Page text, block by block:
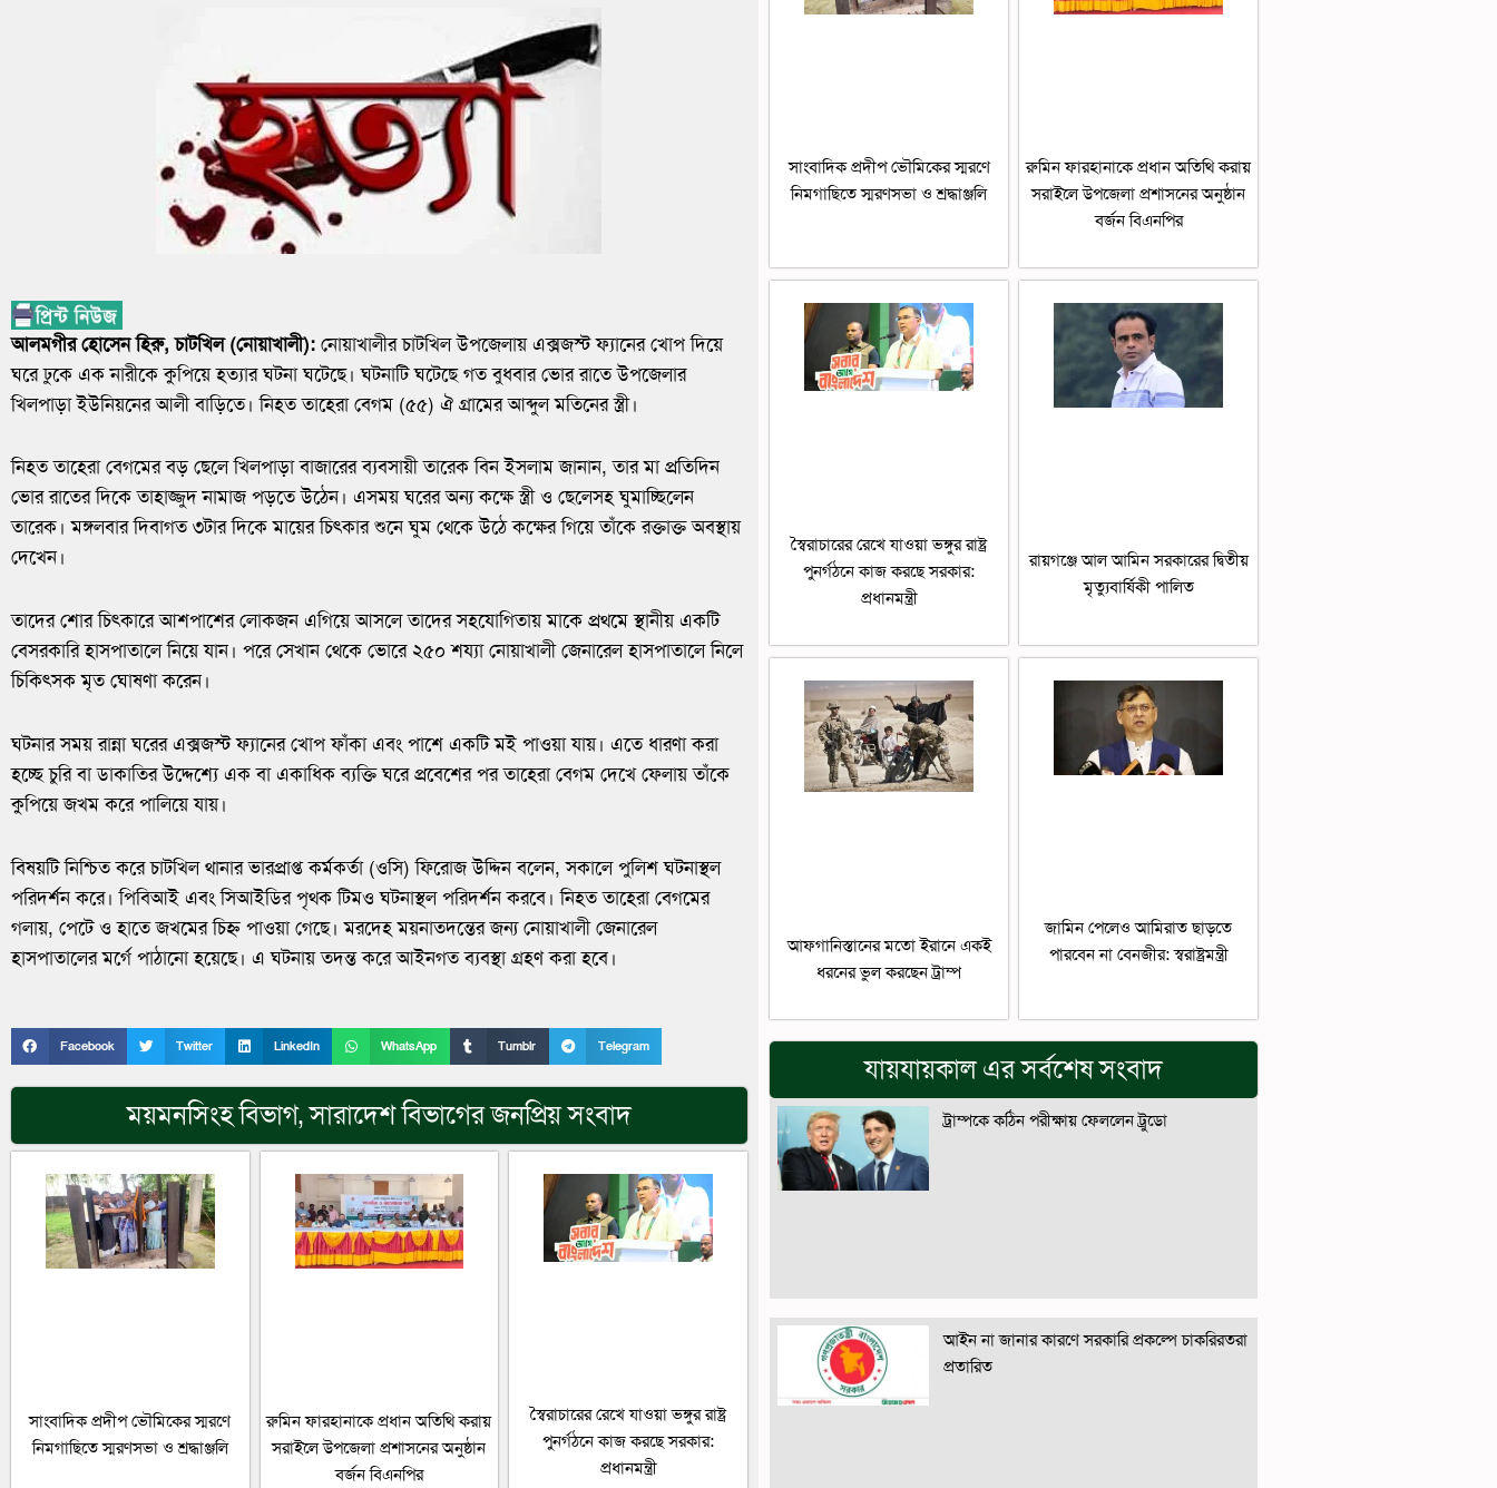
আলমগীর হোসেন হিরু, চাটখিল (নোয়াখালী): নোয়াখালীর চাটখিল উপজেলায় এক্সজস্ট ফ্যানের খোপ দিয়ে
ঘরে ঢুকে এক নারীকে কুপিয়ে হত্যার ঘটনা ঘটেছে। ঘটনাটি ঘটেছে গত বুধবার ভোর রাতে উপজেলার
খিলপাড়া ইউনিয়নের আলী বাড়িতে। নিহত তাহেরা বেগম (৫৫) ঐ গ্রামের আব্দুল মতিনের স্ত্রী।
নিহত তাহেরা বেগমের বড় ছেলে খিলপাড়া বাজারের ব্যবসায়ী তারেক বিন ইসলাম জানান, তার মা প্রতিদিন
ভোর রাতের দিকে তাহাজ্জুদ নামাজ পড়তে উঠেন। এসময় ঘরের অন্য কক্ষে স্ত্রী ও ছেলেসহ ঘুমাচ্ছিলেন
তারেক। মঙ্গলবার দিবাগত ৩টার দিকে মায়ের চিৎকার শুনে ঘুম থেকে উঠে কক্ষের গিয়ে তাঁকে রক্তাক্ত অবস্থায়
দেখেন।
তাদের শোর চিৎকারে আশপাশের লোকজন এগিয়ে আসলে তাদের সহযোগিতায় মাকে প্রথমে স্থানীয় একটি
বেসরকারি হাসপাতালে নিয়ে যান। পরে সেখান থেকে ভোরে ২৫০ শয্যা নোয়াখালী জেনারেল হাসপাতালে নিলে
চিকিৎসক মৃত ঘোষণা করেন।
ঘটনার সময় রান্না ঘরের এক্সজস্ট ফ্যানের খোপ ফাঁকা এবং পাশে একটি মই পাওয়া যায়। এতে ধারণা করা
হচ্ছে চুরি বা ডাকাতির উদ্দেশ্যে এক বা একাধিক ব্যক্তি ঘরে প্রবেশের পর তাহেরা বেগম দেখে ফেলায় তাঁকে
কুপিয়ে জখম করে পালিয়ে যায়।
বিষয়টি নিশ্চিত করে চাটখিল থানার ভারপ্রাপ্ত কর্মকর্তা (ওসি) ফিরোজ উদ্দিন বলেন, সকালে পুলিশ ঘটনাস্থল
পরিদর্শন করে। পিবিআই এবং সিআইডির পৃথক টিমও ঘটনাস্থল পরিদর্শন করবে। নিহত তাহেরা বেগমের
গলায়, পেটে ও হাতে জখমের চিহ্ন পাওয়া গেছে। মরদেহ ময়নাতদন্তের জন্য নোয়াখালী জেনারেল
হাসপাতালের মর্গে পাঠানো হয়েছে। এ ঘটনায় তদন্ত করে আইনগত ব্যবস্থা গ্রহণ করা হবে।
Facebook Twitter LinkedIn WhatsApp Tumblr Telegram
ময়মনসিংহ বিভাগ,সারাদেশবিভাগের জনপ্রিয় সংবাদ
সাংবাদিক প্রদীপ ভৌমিকের স্মরণে
নিমগাছিতে স্মরণসভা ও শ্রদ্ধাঞ্জলি
রুমিন ফারহানাকে প্রধান অতিথি করায়
সরাইলে উপজেলা প্রশাসনের অনুষ্ঠান
বর্জন বিএনপির
স্বৈরাচারের রেখে যাওয়া ভঙ্গুর রাষ্ট্র
পুনর্গঠনে কাজ করছে সরকার:
প্রধানমন্ত্রী
সাংবাদিক প্রদীপ ভৌমিকের স্মরণে
নিমগাছিতে স্মরণসভা ও শ্রদ্ধাঞ্জলি
রুমিন ফারহানাকে প্রধান অতিথি করায়
সরাইলে উপজেলা প্রশাসনের অনুষ্ঠান
বর্জন বিএনপির
স্বৈরাচারের রেখে যাওয়া ভঙ্গুর রাষ্ট্র
পুনর্গঠনে কাজ করছে সরকার:
প্রধানমন্ত্রী
রায়গঞ্জে আল আমিন সরকারের দ্বিতীয়
মৃত্যুবার্ষিকী পালিত
আফগানিস্তানের মতো ইরানে একই
ধরনের ভুল করছেন ট্রাম্প
জামিন পেলেও আমিরাত ছাড়তে
পারবেন না বেনজীর: স্বরাষ্ট্রমন্ত্রী
যায়যায়কাল এর সর্বশেষ সংবাদ
ট্রাম্পকে কঠিন পরীক্ষায় ফেললেন ট্রুডো
আইন না জানার কারণে সরকারি প্রকল্পে চাকরিরতরা
প্রতারিত